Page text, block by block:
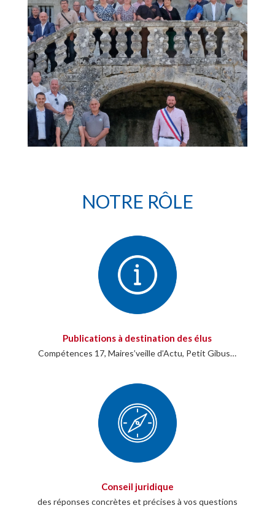
NOTRE RÔLE
Publications à destination des élus
Compétences 17, Maires’veille d’Actu, Petit Gibus…
Conseil juridique
des réponses concrètes et précises à vos questions